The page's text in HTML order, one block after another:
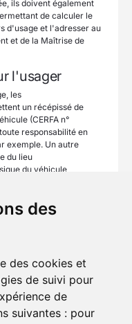
des
des cookies et
de suivi pour
de
suivantes : pour
ils doivent également
de calculer le
d'usage et l'adresser au
et de la Maîtrise de
l'usager
les
un récépissé de
(CERFA n°
responsabilité en
exemple. Un autre
du lieu
du véhicule
grise dans le
dans le
agréés s'emploient à
par l'Europe. En
hors d'usage doit